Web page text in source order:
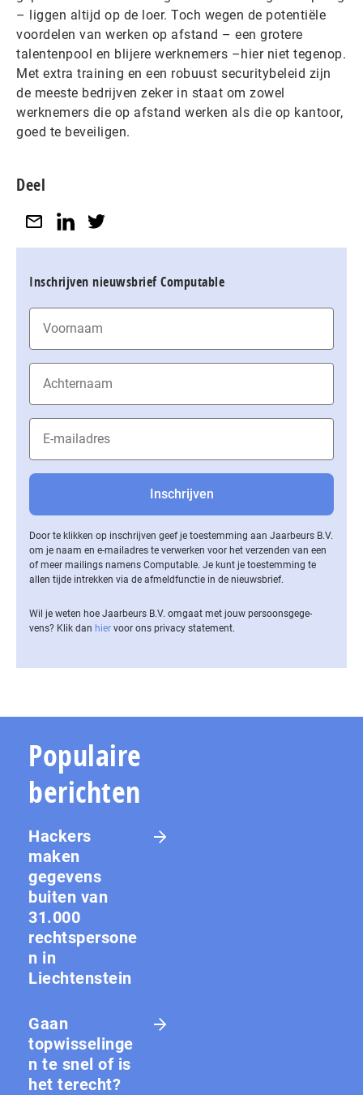
– liggen altijd op de loer. Toch wegen de potentiële
voordelen van werken op afstand – een grotere
talentenpool en blijere werknemers –hier niet tegenop.
Met extra training en een robuust securitybeleid zijn
de meeste bedrijven zeker in staat om zowel
werknemers die op afstand werken als die op kantoor,
goed te beveiligen.
Deel
Inschrijven nieuwsbrief Computable
Door te klikken op inschrijven geef je toestemming aan Jaarbeurs B.V.
om je naam en e-mailadres te verwerken voor het verzenden van een
of meer mailings namens Computable. Je kunt je toestemming te
allen tijde intrekken via de af­meld­func­tie in de nieuwsbrief.
Wil je weten hoe Jaarbeurs B.V. omgaat met jouw per­soons­ge­ge­
vens? Klik dan hier voor ons privacy statement.
Populaire
berichten
Hackers
maken
gegevens
buiten van
31.000
rechtspersone
n in
Liechtenstein
Gaan
topwisselinge
n te snel of is
het terecht?